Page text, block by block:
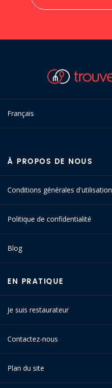
Français
À PROPOS DE NOUS
Conditions générales d'utilisation
Politique de confidentialité
Blog
EN PRATIQUE
Je suis restaurateur
Contactez-nous
Plan du site